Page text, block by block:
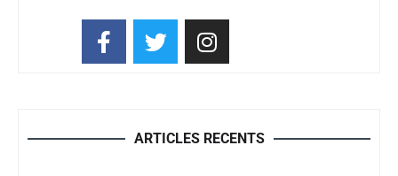
ARTICLES RECENTS